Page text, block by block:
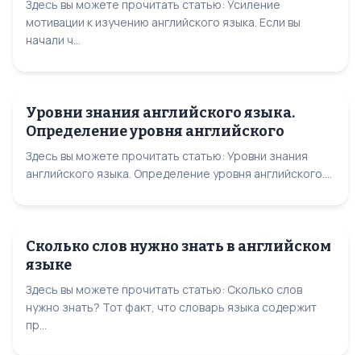
Здесь вы можете прочитать статью: Усиление
мотивации к изучению английского языка. Если вы
начали ч...
Уровни знания английского языка.
Определение уровня английского
Здесь вы можете прочитать статью: Уровни знания
английского языка. Определение уровня английского....
Сколько слов нужно знать в английском
языке
Здесь вы можете прочитать статью: Сколько слов
нужно знать? Тот факт, что словарь языка содержит
пр...